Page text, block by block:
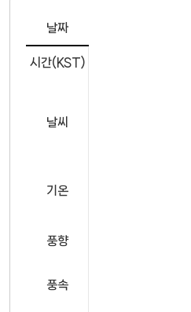
날짜
시간(KST)
날씨
기온
풍향
풍속